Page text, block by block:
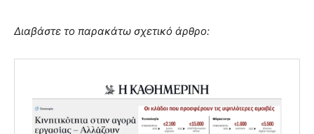
Διαβάστε το παρακάτω σχετικό άρθρο: